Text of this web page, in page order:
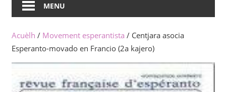
MENU
Acuèlh / Movement esperantista / Centjara asocia
Esperanto-movado en Francio (2a kajero)